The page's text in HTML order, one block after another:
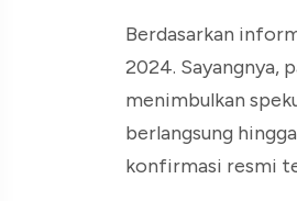
Berdasarkan
2024. Sayangnya,
menimbulkan
berlangsung
konfirmasi resmi